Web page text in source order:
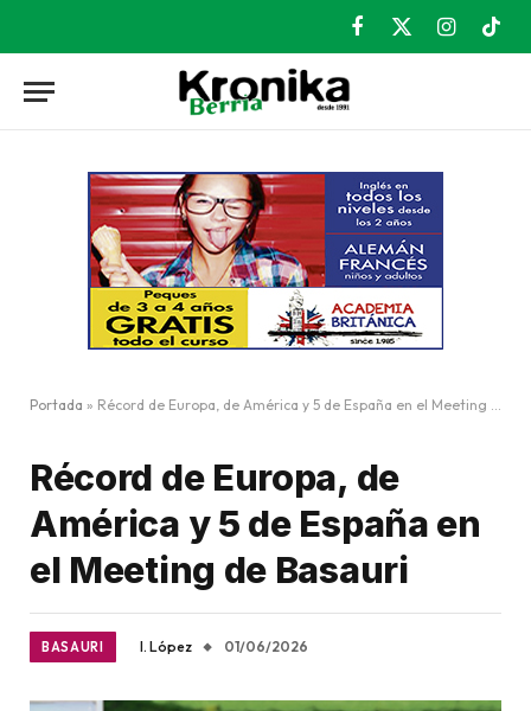
Facebook
X
Instagram
Portada » Récord de Europa, de América y 5 de España en el Meeting de Basauri
Récord de Europa, de
América y 5 de España en
el Meeting de Basauri
BASAURI I. López 01/06/2026